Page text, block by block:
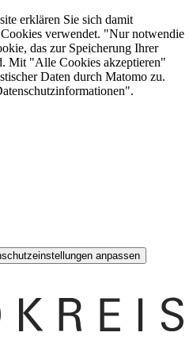
erklären Sie sich damit
Cookies verwendet. "Nur notwendie
das zur Speicherung Ihrer
Mit "Alle Cookies akzeptieren"
Daten durch Matomo zu.
anpassen